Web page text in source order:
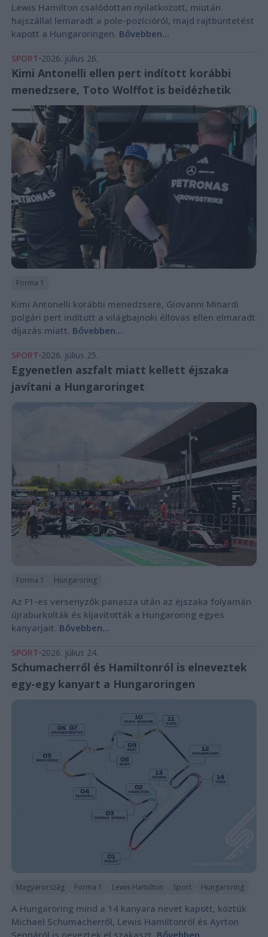
Lewis Hamilton csalódottan nyilatkozott, miután
hajszállal lemaradt a pole-pozícióról, majd rajtbüntetést
kapott a Hungaroringen. Bővebben...
SPORT 2026. július 26.
Kimi Antonelli ellen pert indított korábbi
menedzsere, Toto Wolffot is beidézhetik
Forma 1
Kimi Antonelli korábbi menedzsere, Giovanni Minardi
polgári pert indított a világbajnoki éllovas ellen elmaradt
díjazás miatt. Bővebben...
SPORT 2026. július 25.
Egyenetlen aszfalt miatt kellett éjszaka
javítani a Hungaroringet
Forma 1 Hungaroring
Az F1-es versenyzők panasza után az éjszaka folyamán
újraburkolták és kijavították a Hungaroring egyes
kanyarjait. Bővebben...
SPORT 2026. július 24.
Schumacherről és Hamiltonról is elneveztek
egy-egy kanyart a Hungaroringen
Magyarország Forma 1 Lewis Hamilton Sport Hungaroring
A Hungaroring mind a 14 kanyara nevet kapott, köztük
Michael Schumacherről, Lewis Hamiltonról és Ayrton
Sennáról is neveztek el szakaszt. Bővebben...